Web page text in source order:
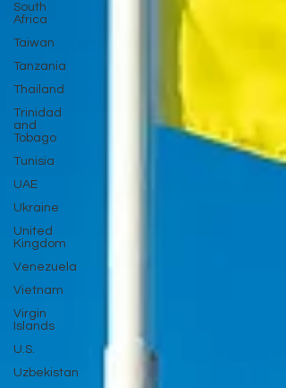
South
Africa
Taiwan
Tanzania
Thailand
Trinidad
and
Tobago
Tunisia
UAE
Ukraine
United
Kingdom
Venezuela
Vietnam
Virgin
Islands
U.S.
Uzbekistan